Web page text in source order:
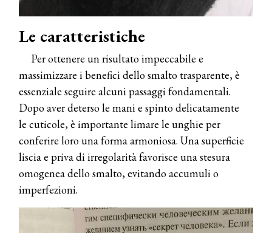
Le caratteristiche
Per ottenere un risultato impeccabile e
massimizzare i benefici dello smalto trasparente, è
essenziale seguire alcuni passaggi fondamentali.
Dopo aver deterso le mani e spinto delicatamente
le cuticole, è importante limare le unghie per
conferire loro una forma armoniosa. Una superficie
liscia e priva di irregolarità favorisce una stesura
omogenea dello smalto, evitando accumuli o
imperfezioni.